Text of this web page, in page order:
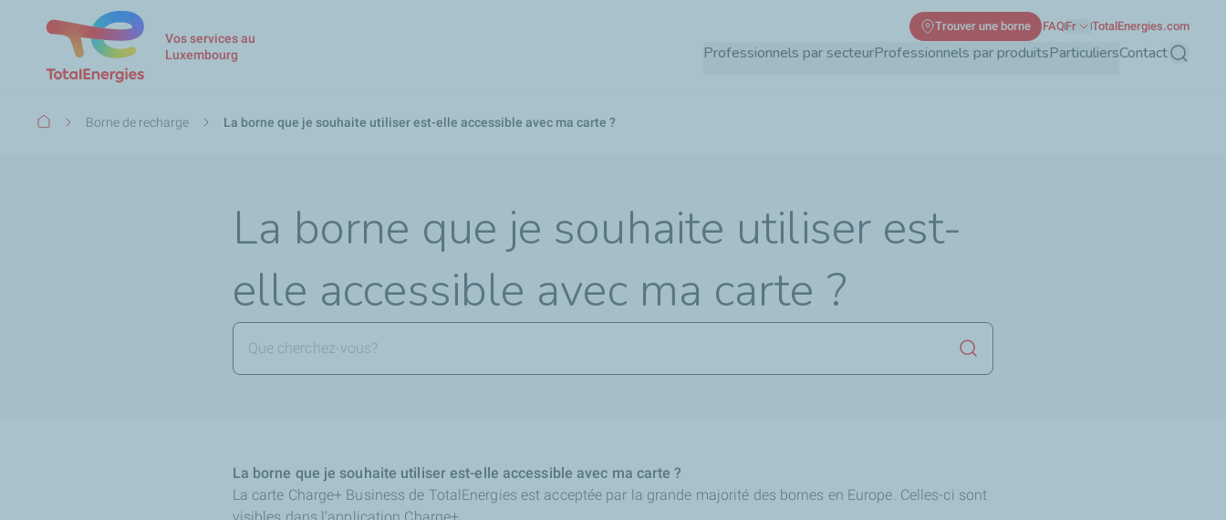
Vos services au
Luxembourg
Professionnels par secteurProfessionnels par produitsParticuliersContact
Trouver une borne FAQFr TotalEnergies.com
Fil
Borne de recharge La borne que je souhaite utiliser est-elle accessible avec ma carte ?
La borne que je souhaite utiliser est-
elle accessible avec ma carte ?
Lancer la recherche
La borne que je souhaite utiliser est-elle accessible avec ma carte ?
La carte Charge+ Business de TotalEnergies est acceptée par la grande majorité des bornes en Europe. Celles-ci sont
visibles dans l’application Charge+.